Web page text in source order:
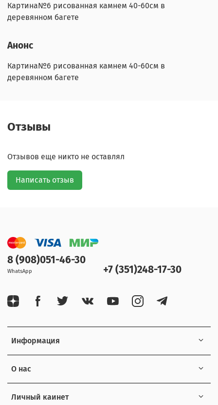
Картина№6 рисованная камнем 40-60см в
деревянном багете
Анонс
Картина№6 рисованная камнем 40-60см в
деревянном багете
Отзывы
Отзывов еще никто не оставлял
Написать отзыв
Информация
О нас
Личный каинет
8 (908)051-46-30
WhatsApp +7 (351)248-17-30